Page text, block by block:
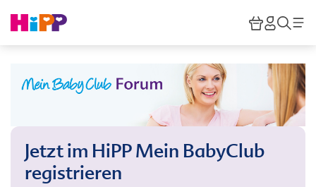
HiPP
Jetzt im HiPP Mein BabyClub
registrieren